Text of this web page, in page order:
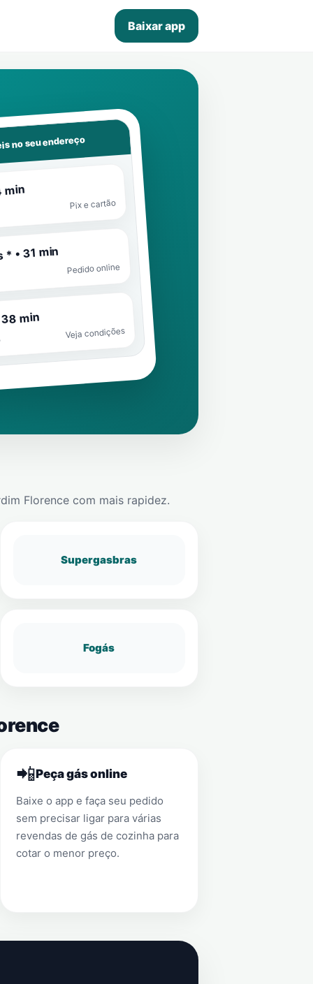
Baixar app
no seu endereço
min
Pix e cartão
• 31 min
Pedido online
min
Veja condições
Florence com mais rapidez.
Supergasbras
Fogás
📲Peça gás online
Baixe o app e faça seu pedido
sem precisar ligar para várias
revendas de gás de cozinha para
cotar o menor preço.